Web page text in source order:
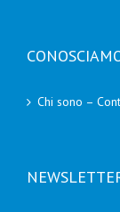
Chi sono –